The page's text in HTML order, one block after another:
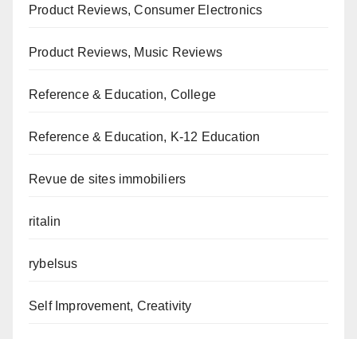
Product Reviews, Consumer Electronics
Product Reviews, Music Reviews
Reference & Education, College
Reference & Education, K-12 Education
Revue de sites immobiliers
ritalin
rybelsus
Self Improvement, Creativity